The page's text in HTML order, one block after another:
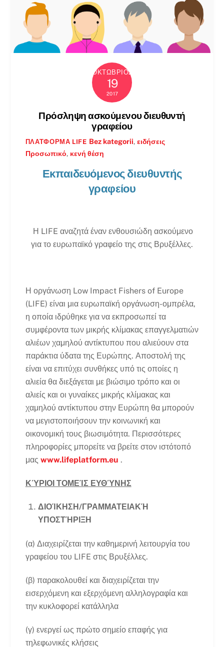
ΟΚΤΏΒΡΙΟΣ
19
2017
Πρόσληψη ασκούμενου διευθυντή
γραφείου
ΠΛΑΤΦΌΡΜΑ LIFE Bez kategorii, ειδήσεις
Προσωπικό, κενή θέση
Εκπαιδευόμενος διευθυντής
γραφείου
Η LIFE αναζητά έναν ενθουσιώδη ασκούμενο
για το ευρωπαϊκό γραφείο της στις Βρυξέλλες.
Η οργάνωση Low Impact Fishers of Europe
(LIFE) είναι μια ευρωπαϊκή οργάνωση-ομπρέλα,
η οποία ιδρύθηκε για να εκπροσωπεί τα
συμφέροντα των μικρής κλίμακας επαγγελματιών
αλιέων χαμηλού αντίκτυπου που αλιεύουν στα
παράκτια ύδατα της Ευρώπης. Αποστολή της
είναι να επιτύχει συνθήκες υπό τις οποίες η
αλιεία θα διεξάγεται με βιώσιμο τρόπο και οι
αλιείς και οι γυναίκες μικρής κλίμακας και
χαμηλού αντίκτυπου στην Ευρώπη θα μπορούν
να μεγιστοποιήσουν την κοινωνική και
οικονομική τους βιωσιμότητα. Περισσότερες
πληροφορίες μπορείτε να βρείτε στον ιστότοπό
μας www.lifeplatform.eu .
ΚΎΡΙΟΙ ΤΟΜΕΊΣ ΕΥΘΎΝΗΣ
ΔΙΟΊΚΗΣΗ/ΓΡΑΜΜΑΤΕΙΑΚΉ
ΥΠΟΣΤΉΡΙΞΗ
(α) Διαχειρίζεται την καθημερινή λειτουργία του
γραφείου του LIFE στις Βρυξέλλες.
(β) παρακολουθεί και διαχειρίζεται την
εισερχόμενη και εξερχόμενη αλληλογραφία και
την κυκλοφορεί κατάλληλα
(γ) ενεργεί ως πρώτο σημείο επαφής για
τηλεφωνικές κλήσεις